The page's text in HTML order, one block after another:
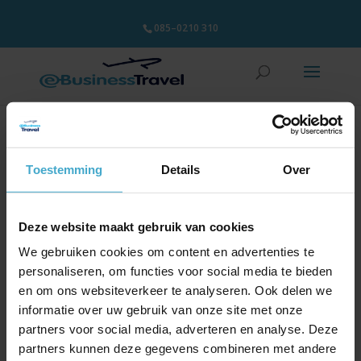
Toestemming Details Over
Deze website maakt gebruik van cookies
We gebruiken cookies om content en advertenties te
personaliseren, om functies voor social media te bieden
en om ons websiteverkeer te analyseren. Ook delen we
informatie over uw gebruik van onze site met onze
partners voor social media, adverteren en analyse. Deze
partners kunnen deze gegevens combineren met andere
085–0210 310
1000×600-business-02 (1)
4 februari 2025